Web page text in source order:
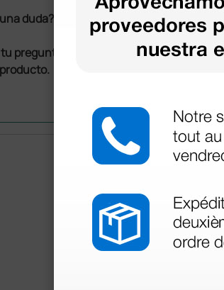
duda? ¿Necesitas más
pregunta a los colegas que ya